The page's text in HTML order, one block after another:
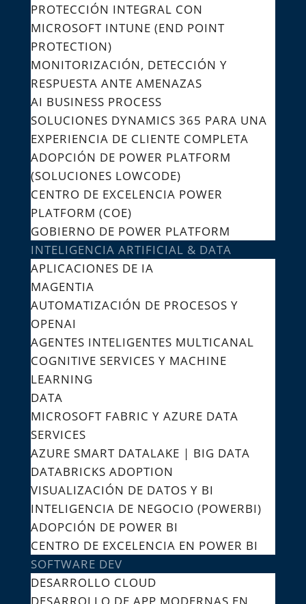
PROTECCIÓN INTEGRAL CON
MICROSOFT INTUNE (END POINT
PROTECTION)
MONITORIZACIÓN, DETECCIÓN Y
RESPUESTA ANTE AMENAZAS​
AI BUSINESS PROCESS
SOLUCIONES DYNAMICS 365 PARA UNA
EXPERIENCIA DE CLIENTE COMPLETA
ADOPCIÓN DE POWER PLATFORM
(SOLUCIONES LOWCODE)
CENTRO DE EXCELENCIA POWER
PLATFORM (COE)
GOBIERNO DE POWER PLATFORM​
INTELIGENCIA ARTIFICIAL & DATA
APLICACIONES DE IA
MAGENTIA
AUTOMATIZACIÓN DE PROCESOS Y
OPENAI
AGENTES INTELIGENTES MULTICANAL
COGNITIVE SERVICES Y MACHINE
LEARNING
DATA
MICROSOFT FABRIC Y AZURE DATA
SERVICES
AZURE SMART DATALAKE | BIG DATA
DATABRICKS ADOPTION
VISUALIZACIÓN DE DATOS Y BI
INTELIGENCIA DE NEGOCIO (POWERBI)
ADOPCIÓN DE POWER BI
CENTRO DE EXCELENCIA EN POWER BI
SOFTWARE DEV
DESARROLLO CLOUD